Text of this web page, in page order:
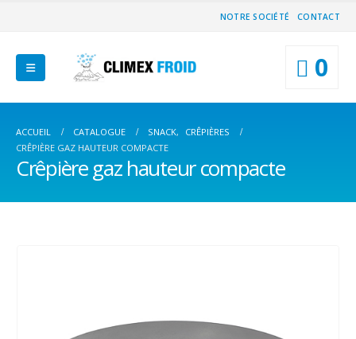
NOTRE SOCIÉTÉ CONTACT
0
ACCUEIL CATALOGUE SNACK,
CRÊPIÈRES
CRÊPIÈRE GAZ HAUTEUR COMPACTE
Crêpière gaz hauteur compacte